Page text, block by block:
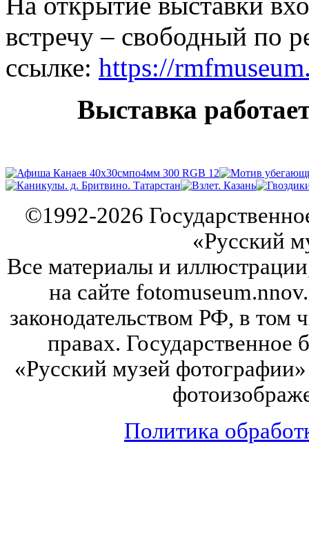
встречу – свободный по
ссылке: https://
Выставка
©1992-2026
«Русский
Все материалы и
на сайте
законодательством РФ, в том
правах.
«Русский музей
Политика